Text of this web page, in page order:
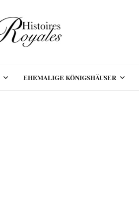
EHEMALIGE KÖNIGSHÄUSER